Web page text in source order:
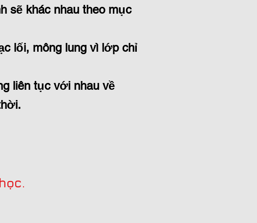
sẽ khác nhau theo mục
lối, mông lung vì lớp chỉ
liên tục với nhau về